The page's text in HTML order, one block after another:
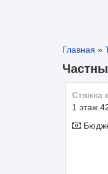
Главная »
1 этаж